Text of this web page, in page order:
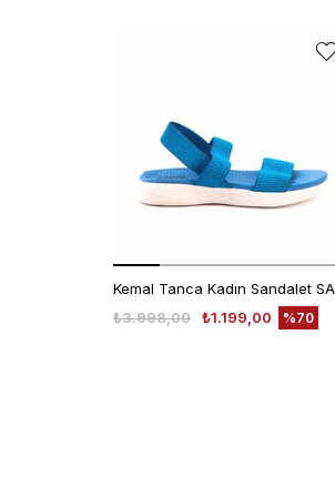
₺1.199,00
₺3.998,00 %70